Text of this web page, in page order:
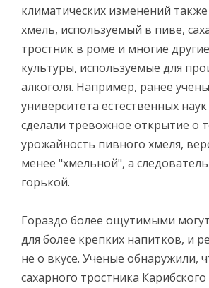
климатических изменений
хмель, используемый в пиве,
тростник в роме и многие
культуры, используемые для
алкоголя. Например, ранее
университета естественных
сделали тревожное открытие о
урожайность пивного хмеля,
менее "хмельной", а
горькой.
Гораздо более ощутимыми
для более крепких напитков, и
не о вкусе. Ученые обнаружили,
сахарного тростника Карибского